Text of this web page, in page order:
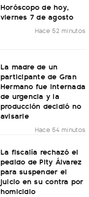
Horóscopo de hoy,
viernes 7 de agosto
Hace 52 minutos
La madre de un
participante de Gran
Hermano fue internada
de urgencia y la
producción decidió no
avisarle
Hace 54 minutos
La fiscalía rechazó el
pedido de Pity Álvarez
para suspender el
juicio en su contra por
homicidio